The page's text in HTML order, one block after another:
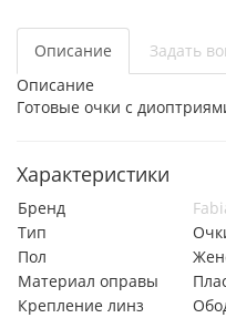
Описание
Задать
Описание
Готовые очки с
Характеристики
Бренд
Тип
Пол
Материал оправы
Крепление линз